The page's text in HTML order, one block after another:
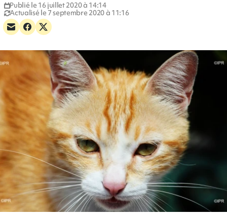
Publié le 16 juillet 2020 à 14:14
Actualisé le 7 septembre 2020 à 11:16